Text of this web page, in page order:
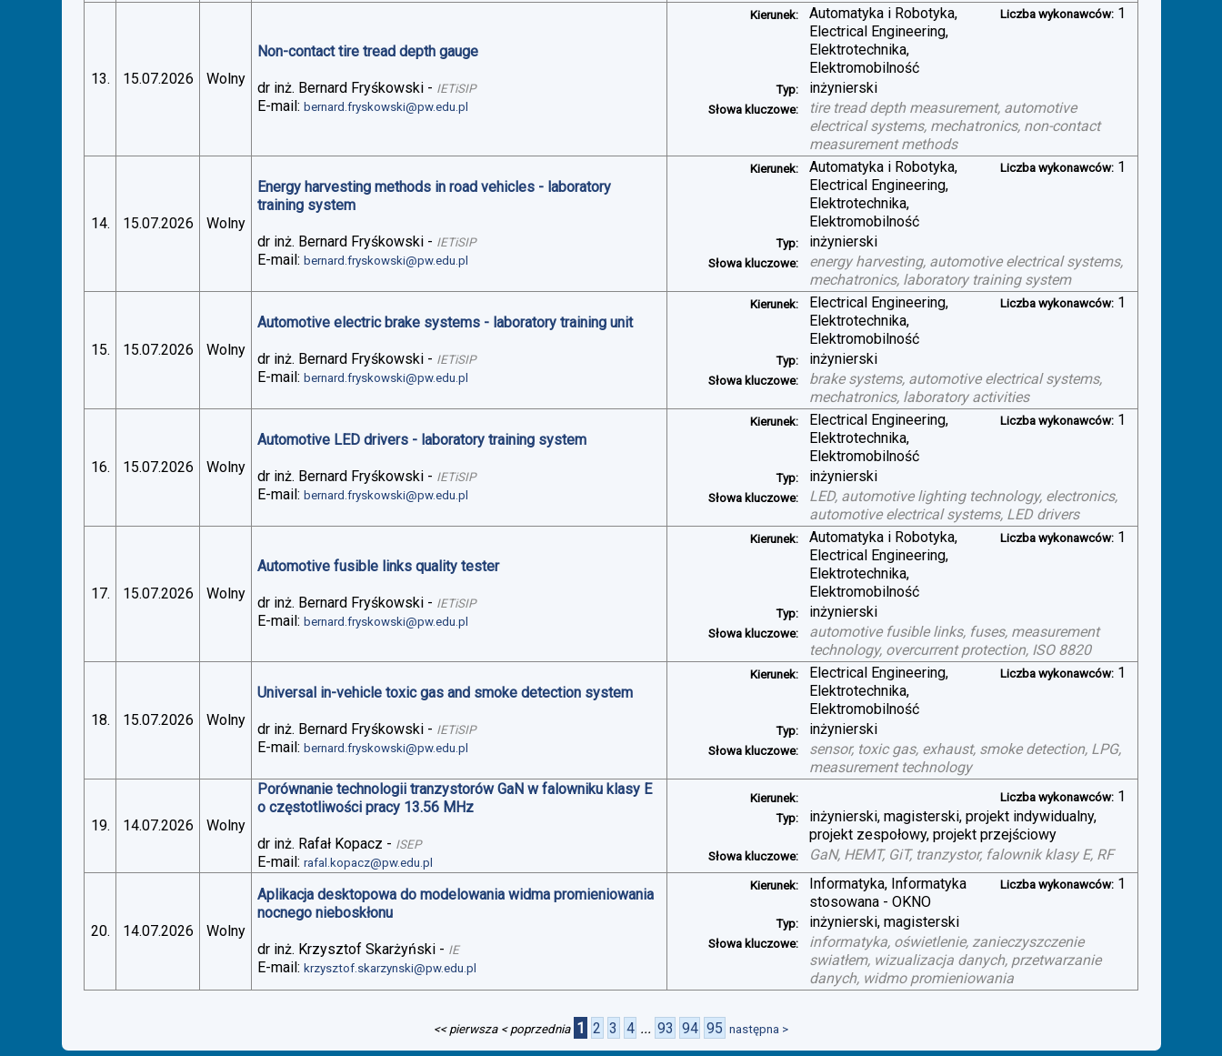
13. 15.07.2026 Wolny
Non-contact tire tread depth gauge
dr inż. Bernard Fryśkowski - IETiSIP
E-mail:bernard.fryskowski@pw.edu.pl
Kierunek:
Automatyka i Robotyka,
Electrical Engineering,
Elektrotechnika,
Elektromobilność
Liczba wykonawców: 1
Typ: inżynierski
Słowa kluczowe:
tire tread depth measurement, automotive
electrical systems, mechatronics, non-contact
measurement methods
14. 15.07.2026 Wolny
Energy harvesting methods in road vehicles - laboratory
training system
dr inż. Bernard Fryśkowski - IETiSIP
E-mail:bernard.fryskowski@pw.edu.pl
Kierunek:
Automatyka i Robotyka,
Electrical Engineering,
Elektrotechnika,
Elektromobilność
Liczba wykonawców: 1
Typ: inżynierski
Słowa kluczowe:
energy harvesting, automotive electrical systems,
mechatronics, laboratory training system
15. 15.07.2026 Wolny
Automotive electric brake systems - laboratory training unit
dr inż. Bernard Fryśkowski - IETiSIP
E-mail:bernard.fryskowski@pw.edu.pl
Kierunek:
Electrical Engineering,
Elektrotechnika,
Elektromobilność
Liczba wykonawców: 1
Typ: inżynierski
Słowa kluczowe:
brake systems, automotive electrical systems,
mechatronics, laboratory activities
16. 15.07.2026 Wolny
Automotive LED drivers - laboratory training system
dr inż. Bernard Fryśkowski - IETiSIP
E-mail:bernard.fryskowski@pw.edu.pl
Kierunek:
Electrical Engineering,
Elektrotechnika,
Elektromobilność
Liczba wykonawców: 1
Typ: inżynierski
Słowa kluczowe:
LED, automotive lighting technology, electronics,
automotive electrical systems, LED drivers
17. 15.07.2026 Wolny
Automotive fusible links quality tester
dr inż. Bernard Fryśkowski - IETiSIP
E-mail:bernard.fryskowski@pw.edu.pl
Kierunek:
Automatyka i Robotyka,
Electrical Engineering,
Elektrotechnika,
Elektromobilność
Liczba wykonawców: 1
Typ: inżynierski
Słowa kluczowe:
automotive fusible links, fuses, measurement
technology, overcurrent protection, ISO 8820
18. 15.07.2026 Wolny
Universal in-vehicle toxic gas and smoke detection system
dr inż. Bernard Fryśkowski - IETiSIP
E-mail:bernard.fryskowski@pw.edu.pl
Kierunek:
Electrical Engineering,
Elektrotechnika,
Elektromobilność
Liczba wykonawców: 1
Typ: inżynierski
Słowa kluczowe:
sensor, toxic gas, exhaust, smoke detection, LPG,
measurement technology
19. 14.07.2026 Wolny
Porównanie technologii tranzystorów GaN w falowniku klasy E
o częstotliwości pracy 13.56 MHz
dr inż. Rafał Kopacz - ISEP
E-mail:rafal.kopacz@pw.edu.pl
Kierunek: Liczba wykonawców: 1
Typ:
inżynierski, magisterski, projekt indywidualny,
projekt zespołowy, projekt przejściowy
Słowa kluczowe: GaN, HEMT, GiT, tranzystor, falownik klasy E, RF
20. 14.07.2026 Wolny
Aplikacja desktopowa do modelowania widma promieniowania
nocnego nieboskłonu
dr inż. Krzysztof Skarżyński - IE
E-mail:krzysztof.skarzynski@pw.edu.pl
Kierunek:
Informatyka, Informatyka
stosowana - OKNO
Liczba wykonawców: 1
Typ: inżynierski, magisterski
Słowa kluczowe:
informatyka, oświetlenie, zanieczyszczenie
swiatłem, wizualizacja danych, przetwarzanie
danych, widmo promieniowania
<< pierwsza < poprzednia 1 2 3 4 ... 93 94 95 następna >